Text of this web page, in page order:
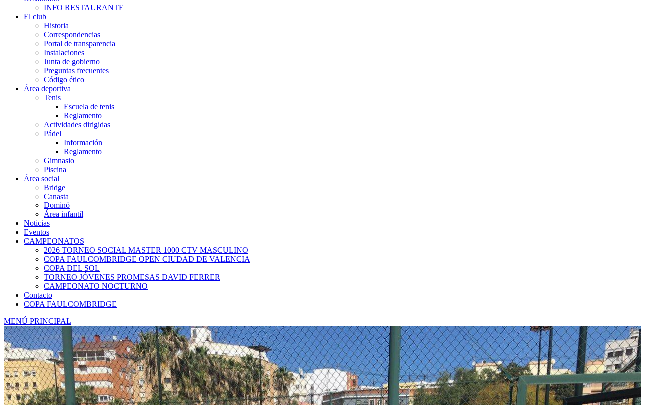
INFO RESTAURANTE
El club
Historia
Correspondencias
Portal de transparencia
Instalaciones
Junta de gobierno
Preguntas frecuentes
Código ético
Área deportiva
Tenis
Escuela de tenis
Reglamento
Actividades dirigidas
Pádel
Información
Reglamento
Gimnasio
Piscina
Área social
Bridge
Canasta
Dominó
Área infantil
Noticias
Eventos
CAMPEONATOS
2026 TORNEO SOCIAL MASTER 1000 CTV MASCULINO
COPA FAULCOMBRIDGE OPEN CIUDAD DE VALENCIA
COPA DEL SOL
TORNEO JÓVENES PROMESAS DAVID FERRER
CAMPEONATO NOCTURNO
Contacto
COPA FAULCOMBRIDGE
MENÚ PRINCIPAL